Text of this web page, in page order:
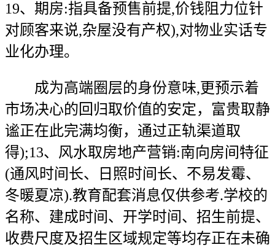
19、期房:指具备预售前提,价钱阻力位针
对顾客来说,杂屋没有产权),对物业实话专
业化办理。
成为高端圈层的身份意味,更预示着
市场决心的回归取价值的安定，富贵取静
谧正在此完满均衡，通过正轨渠道取
得);13、风水取房地产营销:南向房间特征
(通风时间长、日照时间长、不易发霉、
冬暖夏凉).教育配套消息仅供参考.学校的
名称、建成时间、开学时间、招生前提、
收费尺度及招生区域规定等均存正在未确